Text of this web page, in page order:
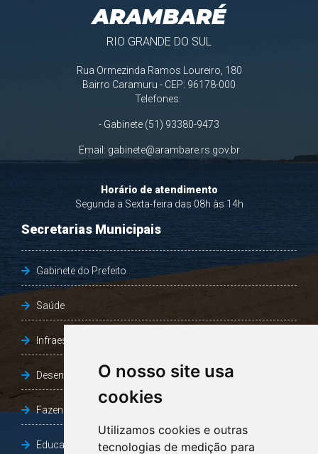
O nosso site usa
cookies
Utilizamos cookies e outras
tecnologias de medição para
ARAMBARÉ
RIO GRANDE DO SUL
Rua Ormezinda Ramos Loureiro, 180
Bairro Caramuru - CEP: 96178-000
Telefones:
- Gabinete (51) 93380-9473
Email: gabinete@arambare.rs.gov.br
Horário de atendimento
Segunda a Sexta-feira das 08h às 14h
Secretarias Municipais
Gabinete do Prefeito
Saúde
Infraestrutura, Agricultura e Meio Ambiente
Desenvolvimento Social
Fazenda e Desenvolvimento Econômico
Educação